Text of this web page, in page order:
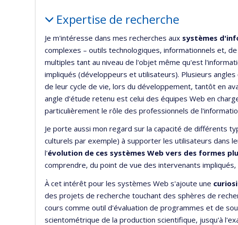
Expertise de recherche
Je m'intéresse dans mes recherches aux systèmes
complexes – outils technologiques, informationnels et,
multiples tant au niveau de l'objet même qu'est
impliqués (développeurs et utilisateurs). Plusieurs
de leur cycle de vie, lors du développement, tantôt en
angle d'étude retenu est celui des équipes Web en
particulièrement le rôle des professionnels de
Je porte aussi mon regard sur la capacité de différents
culturels par exemple) à supporter les utilisateurs dans
l'évolution de ces systèmes Web vers des formes
comprendre, du point de vue des intervenants
À cet intérêt pour les systèmes Web s'ajoute une
des projets de recherche touchant des sphères de
cours comme outil d'évaluation de programmes et de
scientométrique de la production scientifique, jusqu'à